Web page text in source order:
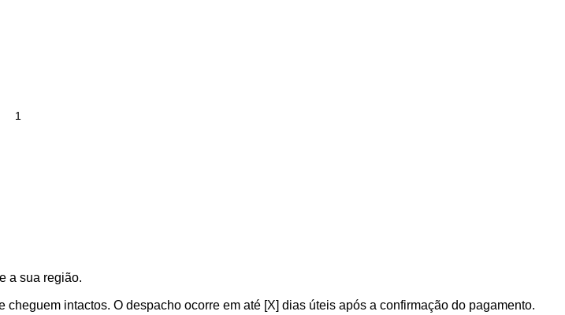
a sua região.
intactos. O despacho ocorre em até [X] dias úteis após a confirmação do pagamento.